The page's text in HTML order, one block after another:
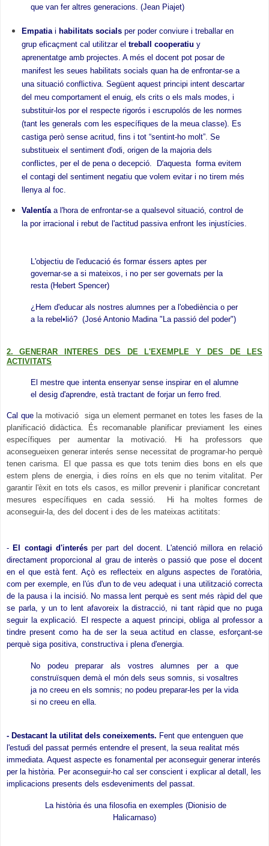
que van fer altres generacions. (Jean Piajet)
Empatia i habilitats socialsper poder conviure i treballar en
grup eficaçment cal utilitzar el treball cooperatiu y
aprenentatge amb projectes. A més el docent pot posar de
manifest les seues habilitats socials quan ha de enfrontar-se a
una situació conflictiva. Següent aquest principi intent descartar
del meu comportament el enuig, els crits o els mals modes, i
substituir-los por el respecte rigorós i escrupolós de les normes
(tant les generals com les específiques de la meua classe). Es
castiga però sense acritud, fins i tot “sentint-ho molt”. Se
substitueix el sentiment d'odi, origen de la majoria dels
conflictes, per el de pena o decepció. D'aquesta forma evitem
el contagi del sentiment negatiu que volem evitar i no tirem més
llenya al foc.
Valentía a l'hora de enfrontar-se a qualsevol situació, control de
la por irracional i rebut de l'actitud passiva enfront les injustícies.
L'objectiu de l'educació és formar éssers aptes per
governar-se a si mateixos, i no per ser governats per la
resta (Hebert Spencer)
¿Hem d'educar als nostres alumnes per a l'obediència o per
a la rebel•lió? (José Antonio Madina "La passió del poder")
2. GENERAR INTERES DES DE L'EXEMPLE Y DES DE LES
ACTIVITATS
El mestre que intenta ensenyar sense inspirar en el alumne
el desig d'aprendre, està tractant de forjar un ferro fred.
Cal que la motivació siga un element permanet en totes les fases de la
planificació didàctica. És recomanable planificar previament les eines
específiques per aumentar la motivació. Hi ha professors que
aconsegueixen generar interés sense necessitat de programar-ho perquè
tenen carisma. El que passa es que tots tenim dies bons en els que
estem plens de energia, i dies roíns en els que no tenim vitalitat. Per
garantir l'èxit en tots els casos, es millor prevenir i planificar concretant
mesures específiques en cada sessió. Hi ha moltes formes de
aconseguir-la, des del docent i des de les mateixas actititats:
- El contagi d'interésper part del docent. L'atenció millora en relació
directament proporcional al grau de interès o passió que pose el docent
en el que està fent. Açò es reflecteix en alguns aspectes de l'oratòria,
com per exemple, en l'ús d'un to de veu adequat i una utilització correcta
de la pausa i la incisió. No massa lent perquè es sent més ràpid del que
se parla, y un to lent afavoreix la distracció, ni tant ràpid que no puga
seguir la explicació. El respecte a aquest principi, obliga al professor a
tindre present como ha de ser la seua actitud en classe, esforçant-se
perquè siga positiva, constructiva i plena d'energia.
No podeu preparar als vostres alumnes per a que
construïsquen demà el món dels seus somnis, si vosaltres
ja no creeu en els somnis; no podeu preparar-les per la vida
si no creeu en ella.
- Destacant la utilitat dels coneixements. Fent que entenguen que
l'estudi del passat permés entendre el present, la seua realitat més
immediata. Aquest aspecte es fonamental per aconseguir generar interés
per la història. Per aconseguir-ho cal ser conscient i explicar al detall, les
implicacions presents dels esdeveniments del passat.
La història és una filosofia en exemples (Dionisio de
Halicarnaso)